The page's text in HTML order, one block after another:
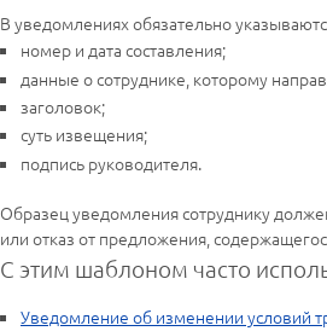
В уведомлениях обязательно
номер и дата составления;
данные о сотруднике, которому
заголовок;
суть извещения;
подпись руководителя.
Образец уведомления сотруднику
или отказ от предложения,
С этим шаблоном часто
Уведомление об изменении условий